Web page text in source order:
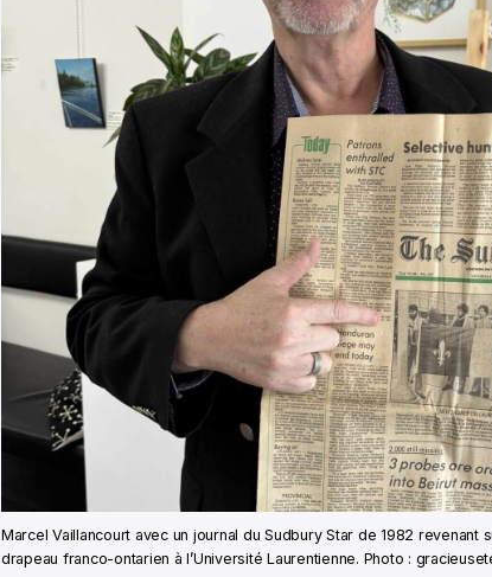
Marcel Vaillancourt avec un journal du Sudbury Star de 1982
drapeau franco-ontarien à l’Université Laurentienne. Photo :